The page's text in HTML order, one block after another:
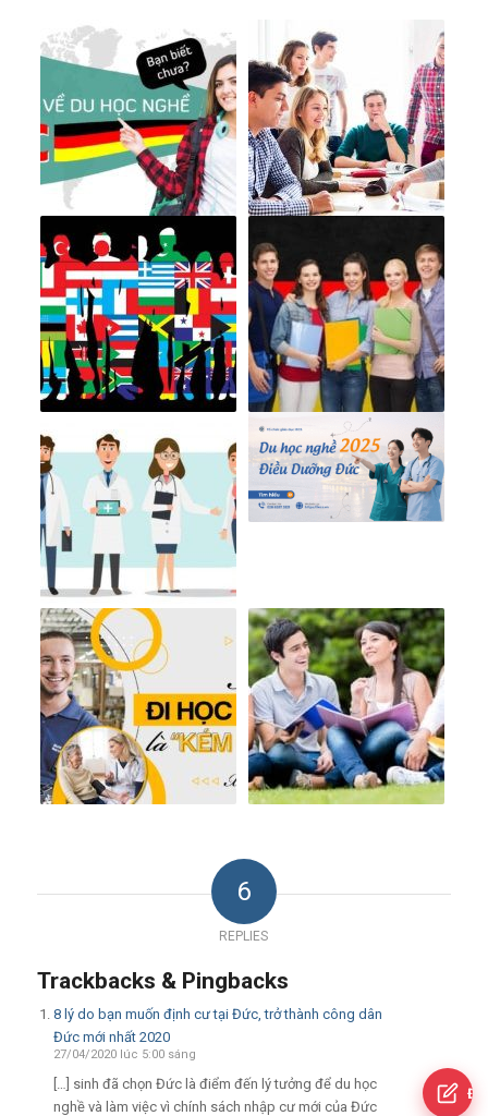
6
REPLIES
Trackbacks & Pingbacks
8 lý do bạn muốn định cư tại Đức, trở thành công dân
Đức mới nhất 2020
27/04/2020 lúc 5:00 sáng
[…] sinh đã chọn Đức là điểm đến lý tưởng để du học
nghề và làm việc vì chính sách nhập cư mới của Đức